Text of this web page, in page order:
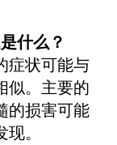
什么？
症状可能与
似。主要的
的损害可能
。